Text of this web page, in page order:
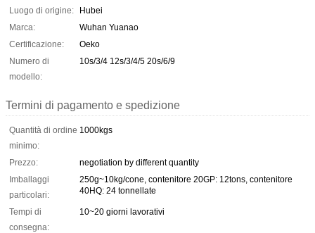
Luogo di origine:
Hubei
Marca:
Wuhan Yuanao
Certificazione:
Oeko
Numero di
modello:
10s/3/4 12s/3/4/5 20s/6/9
Termini di pagamento e spedizione
Quantità di ordine
minimo:
1000kgs
Prezzo:
negotiation by different quantity
Imballaggi
particolari:
250g~10kg/cone, contenitore 20GP: 12tons, contenitore
40HQ: 24 tonnellate
Tempi di
consegna:
10~20 giorni lavorativi